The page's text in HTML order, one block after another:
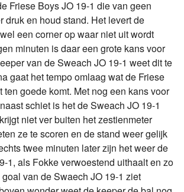
Friese Boys JO 19-1 die van geen
druk en houd stand. Het levert de
een corner op waar niet uit wordt
minuten is daar een grote kans voor
van de Sweach JO 19-1 weet dit te
gaat het tempo omlaag wat de Friese
ten goede komt. Met nog een kans voor
schiet is het de Sweach JO 19-1
niet ver buiten het zestienmeter
ze te scoren en de stand weer gelijk
twee minuten later zijn het weer de
1, als Fokke verwoestend uithaalt en zo
van de Swaech JO 19-1 ziet